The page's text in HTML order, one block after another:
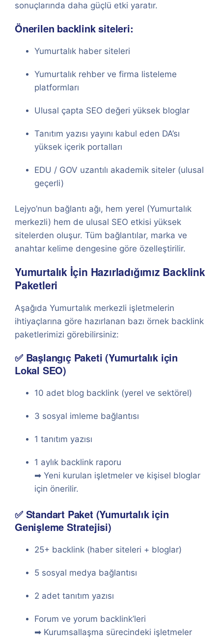
sonuçlarında daha güçlü etki yaratır.
Önerilen backlink siteleri:
Yumurtalık haber siteleri
Yumurtalık rehber ve firma listeleme
platformları
Ulusal çapta SEO değeri yüksek bloglar
Tanıtım yazısı yayını kabul eden DA’sı
yüksek içerik portalları
EDU / GOV uzantılı akademik siteler (ulusal
geçerli)
Lejyo’nun bağlantı ağı, hem yerel (Yumurtalık
merkezli) hem de ulusal SEO etkisi yüksek
sitelerden oluşur. Tüm bağlantılar, marka ve
anahtar kelime dengesine göre özelleştirilir.
Yumurtalık İçin Hazırladığımız Backlink
Paketleri
Aşağıda Yumurtalık merkezli işletmelerin
ihtiyaçlarına göre hazırlanan bazı örnek backlink
paketlerimizi görebilirsiniz:
✅ Başlangıç Paketi (Yumurtalık için
Lokal SEO)
10 adet blog backlink (yerel ve sektörel)
3 sosyal imleme bağlantısı
1 tanıtım yazısı
1 aylık backlink raporu
➡ Yeni kurulan işletmeler ve kişisel bloglar
için önerilir.
✅ Standart Paket (Yumurtalık için
Genişleme Stratejisi)
25+ backlink (haber siteleri + bloglar)
5 sosyal medya bağlantısı
2 adet tanıtım yazısı
Forum ve yorum backlink’leri
➡ Kurumsallaşma sürecindeki işletmeler